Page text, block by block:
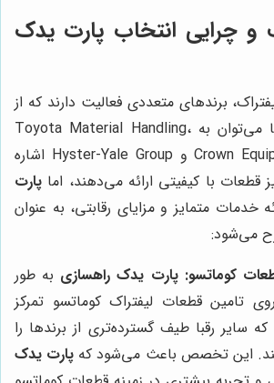
و چرایی انتخاب پارت یدک
برندهای متعددی فعالیت دارند که از
جمله مهم‌ترین آن‌ها می‌توان به Toyota Material Handling،
Crown Equipment Corporation و Hyster-Yale Group اشاره
با کیفیتی ارائه می‌دهند، اما پارت
خدمات متمایز و مزایای رقابتی، به عنوان
می‌شود:
کوماتسو: پارت یدک راهسازی به طور
تامین قطعات لیفتراک کوماتسو تمرکز
که سایر رقبا طیف گسترده‌تری از برندها را
این تخصص باعث می‌شود که پارت یدک